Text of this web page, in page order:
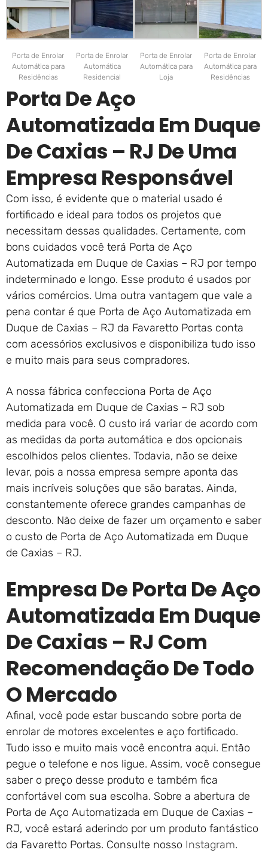
Porta de Enrolar
Automática para
Residências
Porta de Enrolar
Automática
Residencial
Porta de Enrolar
Automática para
Loja
Porta de Enrolar
Automática para
Residências
Porta De Aço
Automatizada Em Duque
De Caxias – RJ De Uma
Empresa Responsável
Com isso, é evidente que o material usado é
fortificado e ideal para todos os projetos que
necessitam dessas qualidades. Certamente, com
bons cuidados você terá Porta de Aço
Automatizada em Duque de Caxias – RJ por tempo
indeterminado e longo. Esse produto é usados por
vários comércios. Uma outra vantagem que vale a
pena contar é que Porta de Aço Automatizada em
Duque de Caxias – RJ da Favaretto Portas conta
com acessórios exclusivos e disponibiliza tudo isso
e muito mais para seus compradores.
A nossa fábrica confecciona Porta de Aço
Automatizada em Duque de Caxias – RJ sob
medida para você. O custo irá variar de acordo com
as medidas da porta automática e dos opcionais
escolhidos pelos clientes. Todavia, não se deixe
levar, pois a nossa empresa sempre aponta das
mais incríveis soluções que são baratas. Ainda,
constantemente oferece grandes campanhas de
desconto. Não deixe de fazer um orçamento e saber
o custo de Porta de Aço Automatizada em Duque
de Caxias – RJ.
Empresa De Porta De Aço
Automatizada Em Duque
De Caxias – RJ Com
Recomendação De Todo
O Mercado
Afinal, você pode estar buscando sobre porta de
enrolar de motores excelentes e aço fortificado.
Tudo isso e muito mais você encontra aqui. Então
pegue o telefone e nos ligue. Assim, você consegue
saber o preço desse produto e também fica
confortável com sua escolha. Sobre a abertura de
Porta de Aço Automatizada em Duque de Caxias –
RJ, você estará aderindo por um produto fantástico
da Favaretto Portas. Consulte nosso Instagram.